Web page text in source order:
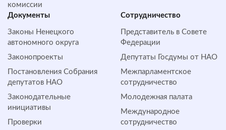
комиссии
Документы
Законы Ненецкого
автономного округа
Законопроекты
Постановления Собрания
депутатов НАО
Законодательные
инициативы
Проверки
Сотрудничество
Представитель в Совете
Федерации
Депутаты Госдумы от НАО
Межпарламентское
сотрудничество
Молодежная палата
Международное
сотрудничество